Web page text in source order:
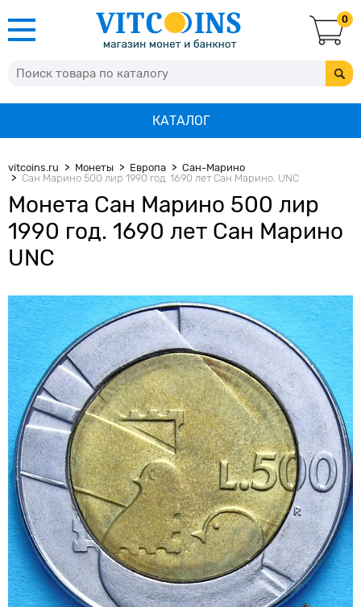
0
КАТАЛОГ
vitcoins.ru Монеты Европа
Сан-Марино
Сан Марино 500 лир 1990 год. 1690 лет Сан Марино. UNC
Монета Сан Марино 500 лир
1990 год. 1690 лет Сан Марино
UNC